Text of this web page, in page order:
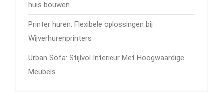
huis bouwen
Printer huren: Flexibele oplossingen bij
Wijverhurenprinters
Urban Sofa: Stijlvol Interieur Met Hoogwaardige
Meubels